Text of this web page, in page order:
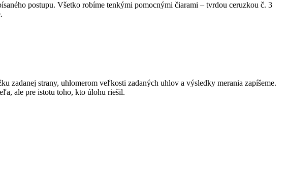
postupu. Všetko robíme tenkými pomocnými čiarami – tvrdou ceruzkou č. 3
zadanej strany, uhlomerom veľkosti zadaných uhlov a výsledky merania zapíšeme.
ale pre istotu toho, kto úlohu riešil.